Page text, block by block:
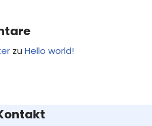
zu Hello world!